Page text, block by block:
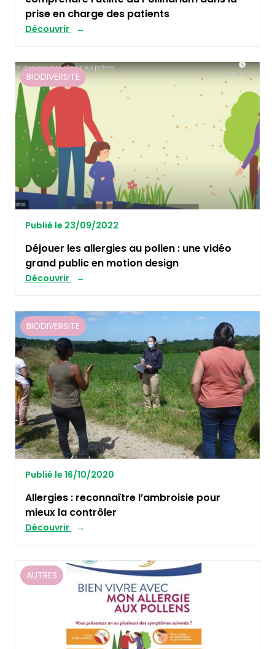
prise en charge des patients
Découvrir
BIODIVERSITE
Publié le 23/09/2022
Déjouer les allergies au pollen : une vidéo
grand public en motion design
Découvrir
BIODIVERSITE
Publié le 16/10/2020
Allergies : reconnaître l’ambroisie pour
mieux la contrôler
Découvrir
AUTRES